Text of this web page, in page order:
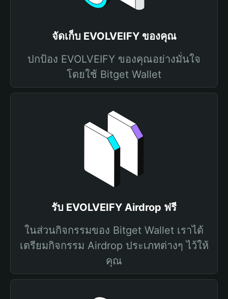
จัดเก็บ EVOLVEIFY ของคุณ
ปกป้อง EVOLVEIFY ของคุณอย่างมั่นใจ
โดยใช้ Bitget Wallet
รับ EVOLVEIFY Airdrop ฟรี
ในส่วนกิจกรรมของ Bitget Wallet เราได้
เตรียมกิจกรรม Airdrop ประเภทต่างๆ ไว้ให้
คุณ